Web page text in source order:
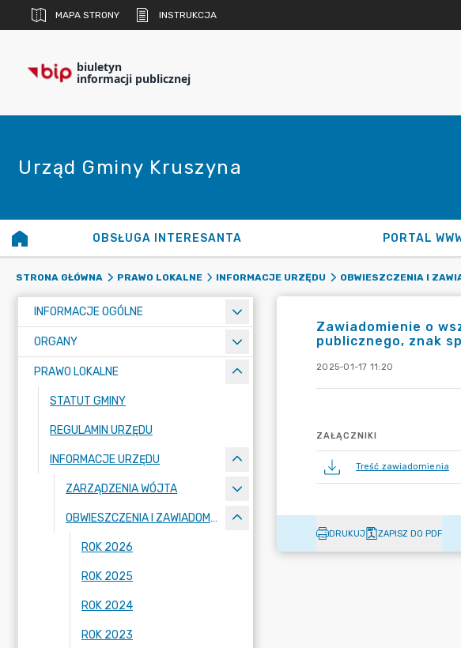
MAPA STRONY INSTRUKCJA
biuletyn
informacji publicznej
Urząd Gminy Kruszyna
OBSŁUGA INTERESANTA PORTAL
STRONA GŁÓWNA PRAWO LOKALNE INFORMACJE URZĘDU OBWIESZCZENIA I
INFORMACJE OGÓLNE
ORGANY
PRAWO LOKALNE
STATUT GMINY
REGULAMIN URZĘDU
INFORMACJE URZĘDU
ZARZĄDZENIA WÓJTA
OBWIESZCZENIA I ZAWIADOMIENIA
ROK 2026
ROK 2025
ROK 2024
ROK 2023
Zawiadomienie o
publicznego, znak
2025-01-17 11:20
ZAŁĄCZNIKI
Treść zawiadomienia
DRUKUJ ZAPISZ DO PDF